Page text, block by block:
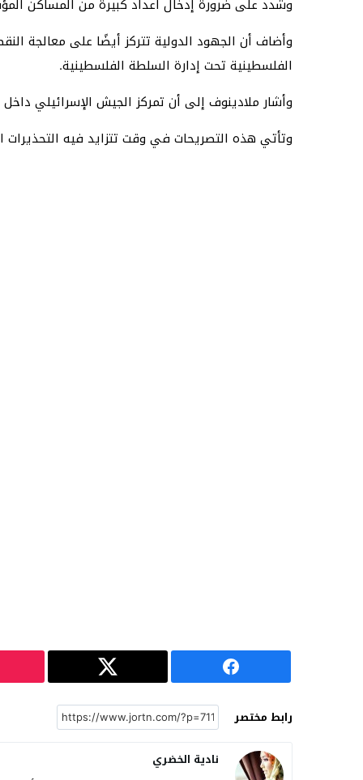
وشدد على ضرورة إدخال أعداد كبيرة من المساكن
وأضاف أن الجهود الدولية تتركز أيضًا على معالجة
الفلسطينية تحت إدارة السلطة الفلسطينية.
وأشار ملادينوف إلى أن تمركز الجيش الإسرائيلي
وتأتي هذه التصريحات في وقت تتزايد فيه التحذيرات
رابط مختصر
نادية الخضري